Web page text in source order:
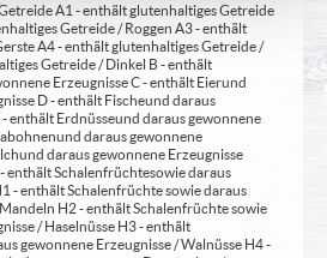
A1 - enthält glutenhaltiges Getreide
Getreide / Roggen A3 - enthält
A4 - enthält glutenhaltiges Getreide /
Getreide / Dinkel B - enthält
Erzeugnisse C - enthält Eier und
D - enthält Fische und daraus
enthält Erdnüsse und daraus gewonnene
und daraus gewonnene
und daraus gewonnene Erzeugnisse
enthält Schalenfrüchte sowie daraus
- enthält Schalenfrüchte sowie daraus
H2 - enthält Schalenfrüchte sowie
/ Haselnüsse H3 - enthält
gewonnene Erzeugnisse / Walnüsse H4 -